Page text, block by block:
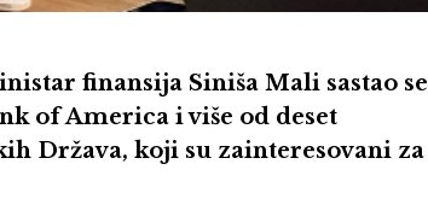
finansija Siniša Mali sastao se
of America i više od deset
Država, koji su zainteresovani za